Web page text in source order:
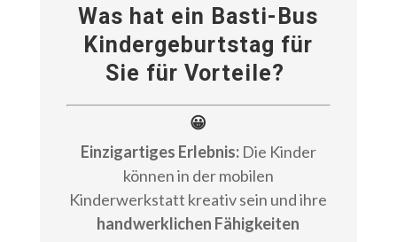
Was hat ein Basti-Bus
Kindergeburtstag für
Sie für Vorteile?
😀
Einzigartiges Erlebnis:Die Kinder
können in der mobilen
Kinderwerkstatt kreativ sein und ihre
handwerklichen Fähigkeiten